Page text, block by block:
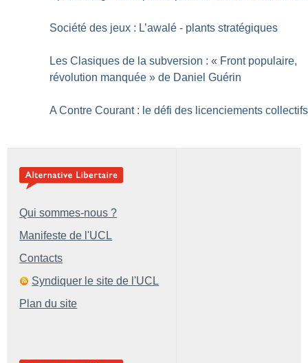
Société des jeux : L’awalé - plants stratégiques
Les Clasiques de la subversion : « Front populaire,
révolution manquée » de Daniel Guérin
A Contre Courant : le défi des licenciements collectifs
Qui sommes-nous ?
Manifeste de l'UCL
Contacts
Syndiquer le site de l'UCL
Plan du site